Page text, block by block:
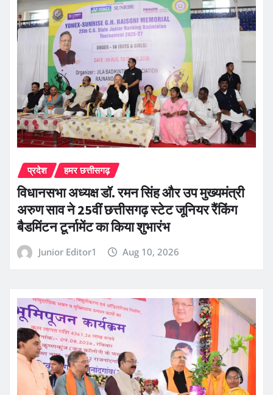
प्रदेश हमर छत्तीसगढ़
विधानसभा अध्यक्ष डॉ. रमन सिंह और उप मुख्यमंत्री
अरुण साव ने 25वीं छत्तीसगढ़ स्टेट जूनियर रैंकिंग
बैडमिंटन टूर्नामेंट का किया शुभारंभ
Junior Editor1 Aug 10, 2026